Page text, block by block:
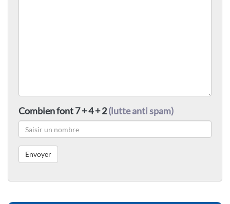
Combien font 7 + 4 + 2(lutte anti spam)